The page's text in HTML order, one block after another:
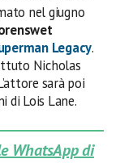
nel giugno
Legacy.
Nicholas
sarà poi
di Lois Lane.
WhatsApp di